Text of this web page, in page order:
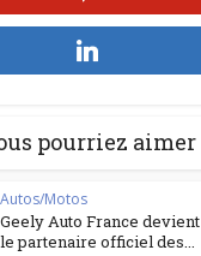
pourriez aimer
Autos/Motos
Geely Auto France devient
le partenaire officiel des...